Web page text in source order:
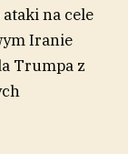
na cele
Iranie
Trumpa z